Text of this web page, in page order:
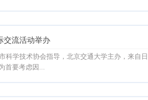
交流活动举办
科学技术协会指导，北京交通大学主办，来自日
首要考虑因...